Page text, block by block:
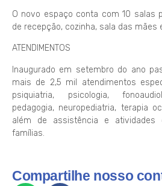
O novo espaço conta com 10 salas
de recepção, cozinha, sala das mães
ATENDIMENTOS
Inaugurado em setembro do ano
mais de 2,5 mil atendimentos
psiquiatria, psicologia,
pedagogia, neuropediatria, terapia
além de assistência e atividades
famílias.
Compartilhe nosso